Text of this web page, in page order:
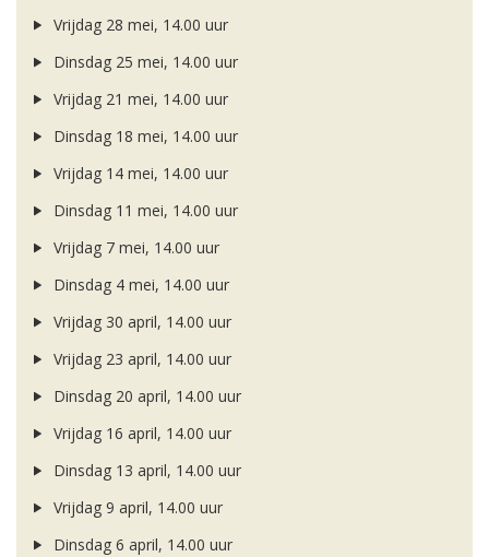
Vrijdag 28 mei, 14.00 uur
Dinsdag 25 mei, 14.00 uur
Vrijdag 21 mei, 14.00 uur
Dinsdag 18 mei, 14.00 uur
Vrijdag 14 mei, 14.00 uur
Dinsdag 11 mei, 14.00 uur
Vrijdag 7 mei, 14.00 uur
Dinsdag 4 mei, 14.00 uur
Vrijdag 30 april, 14.00 uur
Vrijdag 23 april, 14.00 uur
Dinsdag 20 april, 14.00 uur
Vrijdag 16 april, 14.00 uur
Dinsdag 13 april, 14.00 uur
Vrijdag 9 april, 14.00 uur
Dinsdag 6 april, 14.00 uur